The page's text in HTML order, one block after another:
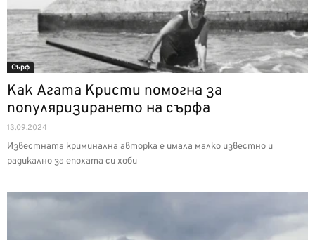
Сърф
Как Агата Кристи помогна за
популяризирането на сърфа
13.09.2024
Известната криминална авторка е имала малко известно и
радикално за епохата си хоби